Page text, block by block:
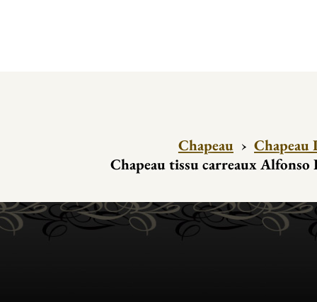
Chapeau › Chapeau
Chapeau tissu carreaux Alfonso